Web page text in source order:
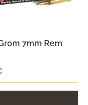
7mm Rem